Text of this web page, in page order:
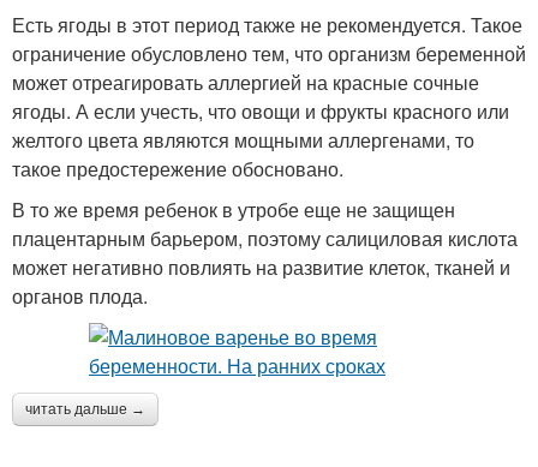
Есть ягоды в этот период также не рекомендуется. Такое
ограничение обусловлено тем, что организм беременной
может отреагировать аллергией на красные сочные
ягоды. А если учесть, что овощи и фрукты красного или
желтого цвета являются мощными аллергенами, то
такое предостережение обосновано.
В то же время ребенок в утробе еще не защищен
плацентарным барьером, поэтому салициловая кислота
может негативно повлиять на развитие клеток, тканей и
органов плода.
читать дальше →